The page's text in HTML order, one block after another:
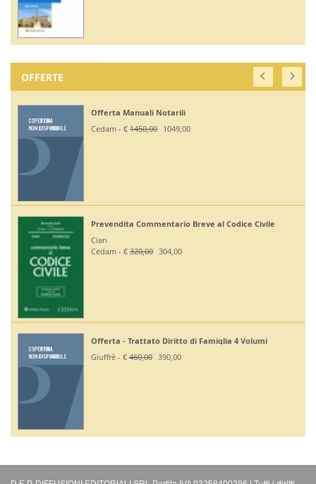
OFFERTE
Offerta Manuali Notarili
Cedam - € 1450,00 1049,00
Prevendita Commentario Breve al Codice Civile
Cian
Cedam - € 320,00 304,00
Offerta - Trattato Diritto di Famiglia 4 Volumi
Giuffrè - € 460,00 390,00